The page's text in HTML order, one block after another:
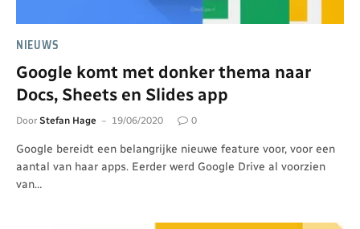
NIEUWS
Google komt met donker thema naar
Docs, Sheets en Slides app
Door Stefan Hage 19/06/2020 0
Google bereidt een belangrijke nieuwe feature voor, voor een
aantal van haar apps. Eerder werd Google Drive al voorzien
van…